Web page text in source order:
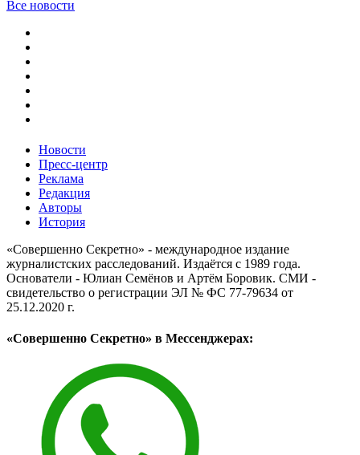
Все новости
Новости
Пресс-центр
Реклама
Редакция
Авторы
История
«Совершенно Секретно» - международное издание
журналистских расследований. Издаётся с 1989 года.
Основатели - Юлиан Семёнов и Артём Боровик. CМИ -
свидетельство о регистрации ЭЛ № ФС 77-79634 от
25.12.2020 г.
«Совершенно Секретно» в Мессенджерах: